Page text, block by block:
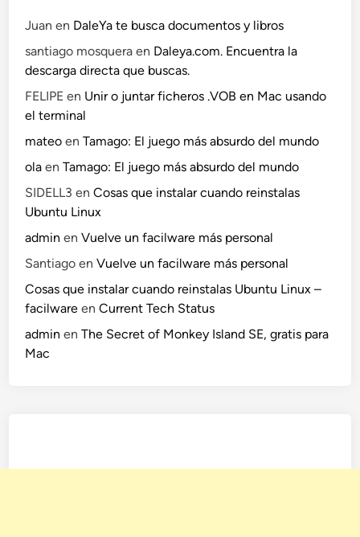
Juan en DaleYa te busca documentos y libros
santiago mosquera en Daleya.com. Encuentra la
descarga directa que buscas.
FELIPE en Unir o juntar ficheros .VOB en Mac usando
el terminal
mateo enTamago: El juego más absurdo del mundo
ola enTamago: El juego más absurdo del mundo
SIDELL3 enCosas que instalar cuando reinstalas
Ubuntu Linux
admin enVuelve un facilware más personal
Santiago enVuelve un facilware más personal
Cosas que instalar cuando reinstalas Ubuntu Linux –
facilware enCurrent Tech Status
admin enThe Secret of Monkey Island SE, gratis para
Mac